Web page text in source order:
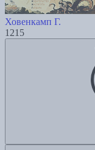
Ховенкамп Г.
1215